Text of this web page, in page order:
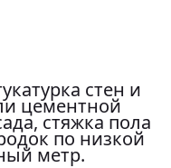
стен и
цементной
стяжка пола
по низкой
метр.